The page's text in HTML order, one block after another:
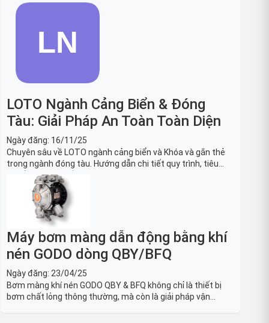
nung, máy nghiền an toàn.
LOTO Ngành Cảng Biển & Đóng
Tàu: Giải Pháp An Toàn Toàn Diện
Ngày đăng: 16/11/25
Chuyên sâu về LOTO ngành cảng biển và Khóa và gắn thẻ
trong ngành đóng tàu. Hướng dẫn chi tiết quy trình, tiêu
chuẩn OSHA, thiết bị và Giải pháp LOTO trong công nghiệp
đóng tàu toàn diện.
Máy bơm màng dẫn động bằng khí
nén GODO dòng QBY/BFQ
Ngày đăng: 23/04/25
Bơm màng khí nén GODO QBY & BFQ không chỉ là thiết bị
bơm chất lỏng thông thường, mà còn là giải pháp vận